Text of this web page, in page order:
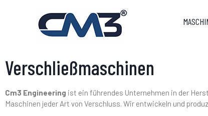
Verschließmaschinen
Cm3 Engineering ist ein führendes Unternehmen in der
Maschinen jeder Art von Verschluss. Wir entwickeln und